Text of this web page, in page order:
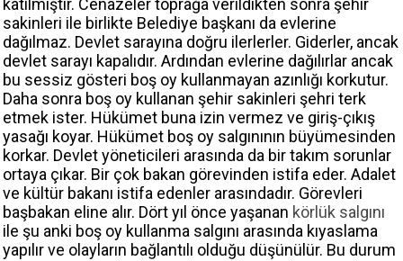
katılmıştır. Cenazeler toprağa verildikten sonra şehir
sakinleri ile birlikte Belediye başkanı da evlerine
dağılmaz. Devlet sarayına doğru ilerlerler. Giderler, ancak
devlet sarayı kapalıdır. Ardından evlerine dağılırlar ancak
bu sessiz gösteri boş oy kullanmayan azınlığı korkutur.
Daha sonra boş oy kullanan şehir sakinleri şehri terk
etmek ister. Hükümet buna izin vermez ve giriş-çıkış
yasağı koyar. Hükümet boş oy salgınının büyümesinden
korkar. Devlet yöneticileri arasında da bir takım sorunlar
ortaya çıkar. Bir çok bakan görevinden istifa eder. Adalet
ve kültür bakanı istifa edenler arasındadır. Görevleri
başbakan eline alır. Dört yıl önce yaşanan körlük salgını
ile şu anki boş oy kullanma salgını arasında kıyaslama
yapılır ve olayların bağlantılı olduğu düşünülür. Bu durum